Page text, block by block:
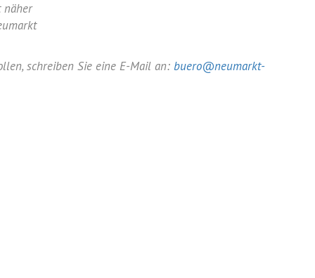
näher
schreiben Sie eine E-Mail an: buero@neumarkt-